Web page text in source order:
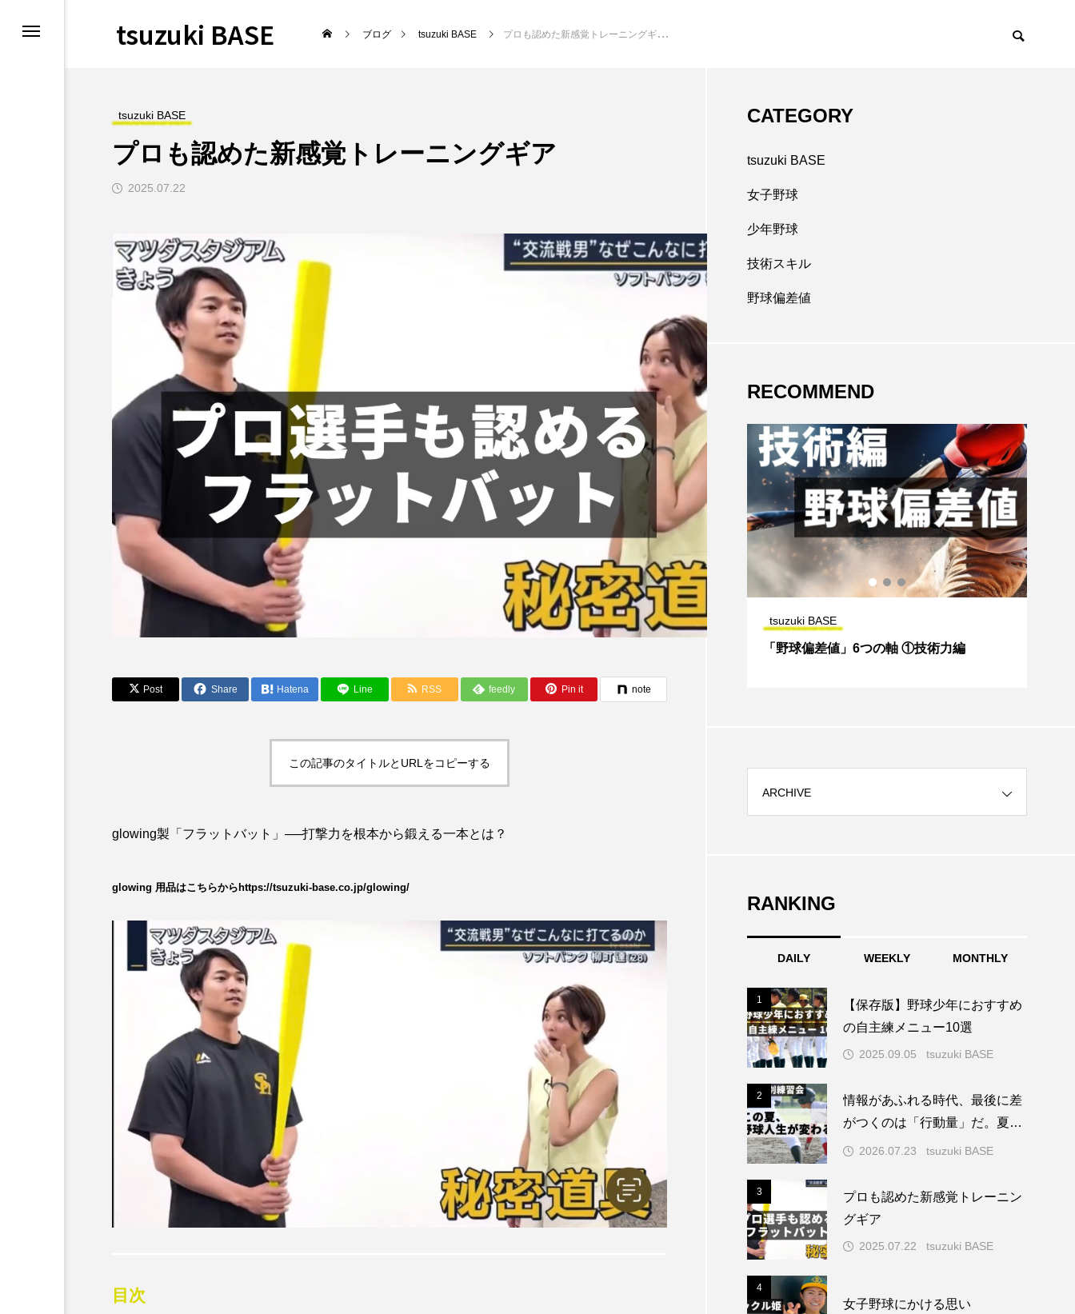
tsuzuki BASE ブログ tsuzuki BASE プロも認めた新感覚トレーニングギア
tsuzuki BASE
プロも認めた新感覚トレーニングギア
2025.07.22
Post Share Hatena Line RSS feedly Pin it note
この記事のタイトルとURLをコピーする
glowing製「フラットバット」──打撃力を根本から鍛える一本とは？
glowing 用品はこちらから https://tsuzuki-base.co.jp/glowing/
目次
CATEGORY
tsuzuki BASE
女子野球
少年野球
技術スキル
野球偏差値
RECOMMEND
tsuzuki BASE tsuzuki BASE tsuzuki BASE
プロも認めた新感覚トレーニングギア
ARCHIVE
RANKING
DAILY WEEKLY MONTHLY
1
【保存版】野球少年におすすめ
の自主練メニュー10選
2025.09.05 tsuzuki BASE
2
情報があふれる時代、最後に差
がつくのは「行動量」だ。夏休
み特別練習会開催
2026.07.23 tsuzuki BASE
3
プロも認めた新感覚トレーニン
グギア
2025.07.22 tsuzuki BASE
4
女子野球にかける思い